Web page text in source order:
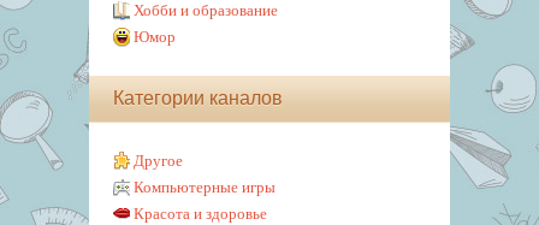
Хобби и образование
Юмор
Категории каналов
Другое
Компьютерные игры
Красота и здоровье